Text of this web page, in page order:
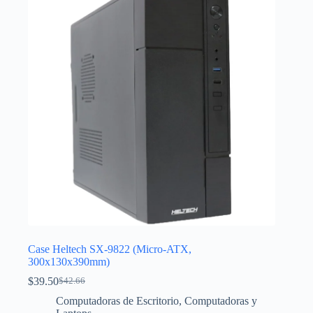
Case Heltech SX-9822 (Micro-ATX,
300x130x390mm)
$42.66
El
precio
$39.50El
precio
Computadoras de Escritorio, Computadoras y